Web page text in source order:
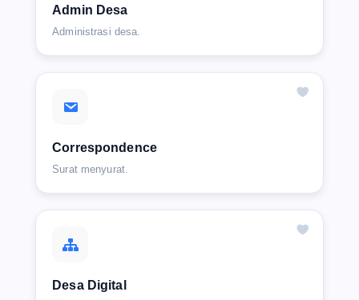
Admin Desa
Administrasi desa.
Correspondence
Surat menyurat.
Desa Digital